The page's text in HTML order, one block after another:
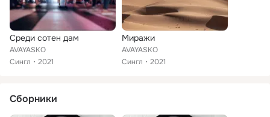
Среди сотен дам
AVAYASKO
Сингл
2021
Миражи
AVAYASKO
Сингл
2021
Сборники